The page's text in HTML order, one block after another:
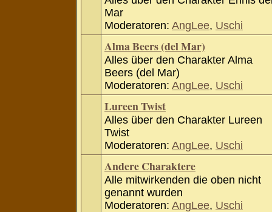
Mar
Moderatoren: AngLee, Uschi
Alma Beers (del Mar)
Alles über den Charakter Alma
Beers (del Mar)
Moderatoren: AngLee, Uschi
Lureen Twist
Alles über den Charakter Lureen
Twist
Moderatoren: AngLee, Uschi
Andere Charaktere
Alle mitwirkenden die oben nicht
genannt wurden
Moderatoren: AngLee, Uschi